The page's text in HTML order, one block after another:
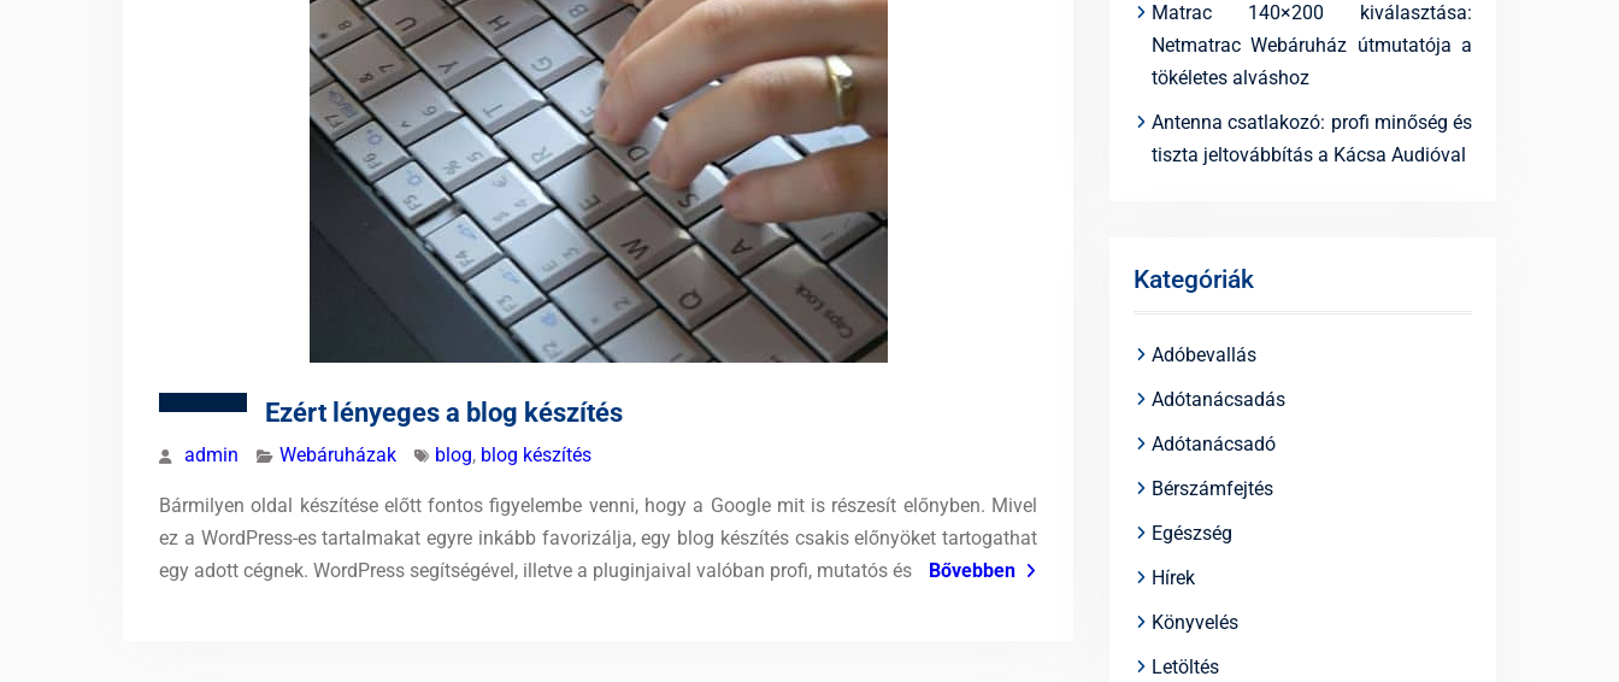
Ezért lényeges a blog készítés
admin Webáruházak blog, blog készítés
Bármilyen oldal készítése előtt fontos figyelembe venni, hogy a Google mit is részesít előnyben. Mivel
ez a WordPress-es tartalmakat egyre inkább favorizálja, egy blog készítés csakis előnyöket tartogathat
egy adott cégnek. WordPress segítségével, illetve a pluginjaival valóban profi, mutatós és
Bővebben
Matrac 140×200 kiválasztása:
Netmatrac Webáruház útmutatója a
tökéletes alváshoz
Antenna csatlakozó: profi minőség és
tiszta jeltovábbítás a Kácsa Audióval
Kategóriák
Adóbevallás
Adótanácsadás
Adótanácsadó
Bérszámfejtés
Egészség
Hírek
Könyvelés
Letöltés